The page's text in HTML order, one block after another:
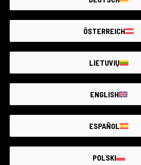
Einige leichte Gebrauchsspuren
ÖSTERREICH
LIETUVIŲ
ENGLISH
ESPAÑOL
POLSKI